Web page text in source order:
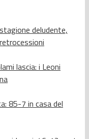
deludente,
lascia: i Leoni
85-7 in casa del